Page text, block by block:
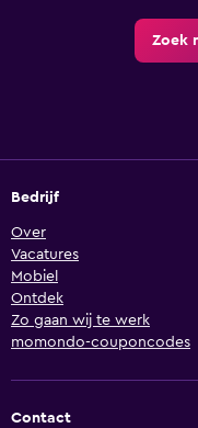
Zoek
Bedrijf
Over
Vacatures
Mobiel
Ontdek
Zo gaan wij te werk
momondo-couponcodes
Contact